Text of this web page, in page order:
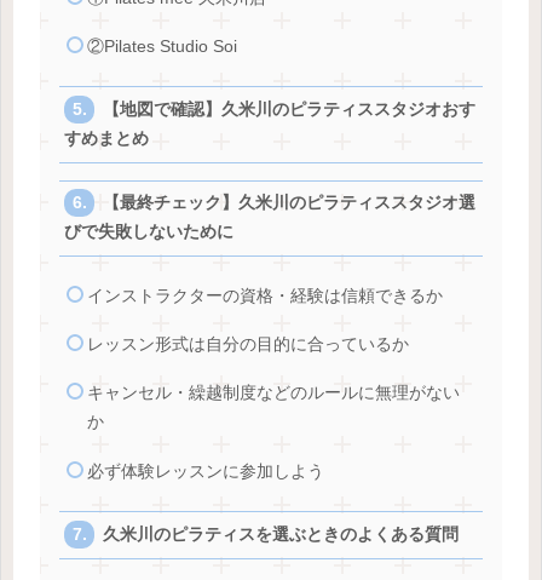
②Pilates Studio Soi
【地図で確認】久米川のピラティススタジオおす
すめまとめ
【最終チェック】久米川のピラティススタジオ選
びで失敗しないために
インストラクターの資格・経験は信頼できるか
レッスン形式は自分の目的に合っているか
キャンセル・繰越制度などのルールに無理がない
か
必ず体験レッスンに参加しよう
久米川のピラティスを選ぶときのよくある質問